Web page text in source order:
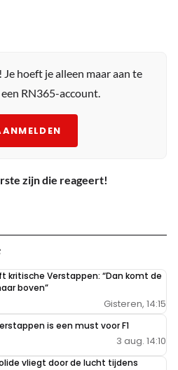
hoeft je alleen maar aan te
RN365-account.
zijn die reageert!
kritische Verstappen: “Dan komt de
boven”
Gisteren, 14:15
is een must voor F1
3 aug. 14:10
vliegt door de lucht tijdens